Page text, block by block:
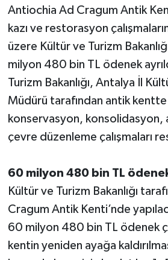
Antiochia Ad Cragum Antik
kazı ve restorasyon
üzere Kültür ve Turizm
milyon 480 bin TL ödenek
Turizm Bakanlığı, Antalya İl
Müdürü tarafından antik kentte
konservasyon, konsolidasyon,
çevre düzenleme çalışmaları
60 milyon 480 bin TL ödenek
Kültür ve Turizm Bakanlığı
Cragum Antik Kenti’nde
60 milyon 480 bin TL ödenek
kentin yeniden ayağa